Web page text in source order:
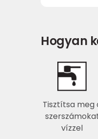
Hogyan
Tisztítsa meg
vízzel